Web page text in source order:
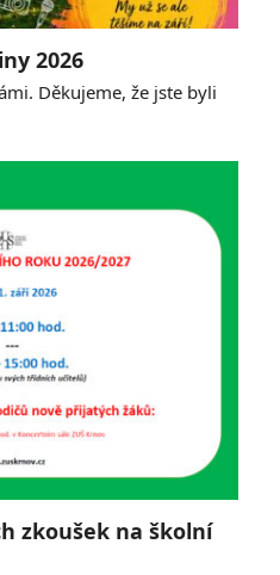
2026
Děkujeme, že jste byli
zkoušek na školní